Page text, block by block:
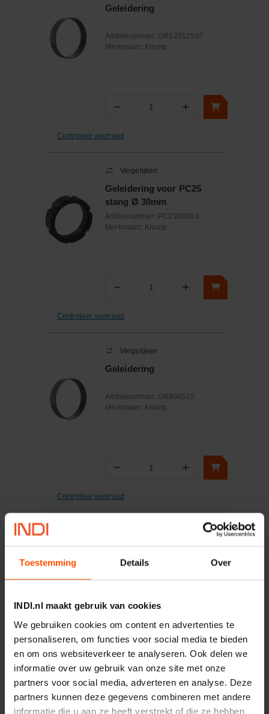
Toestemming Details Over
INDI.nl maakt gebruik van cookies
We gebruiken cookies om content en advertenties te
personaliseren, om functies voor social media te bieden
en om ons websiteverkeer te analyseren. Ook delen we
informatie over uw gebruik van onze site met onze
partners voor social media, adverteren en analyse. Deze
partners kunnen deze gegevens combineren met andere
informatie die u aan ze heeft verstrekt of die ze hebben
Geleidering
Artikelnummer: GR12012597
Merknaam: Kramp
− Aantal +
Controleer voorraad
Vergelijken
Geleidering voor PC25
stang Ø 30mm
Artikelnummer: PC2903003
Merknaam: Kramp
− Aantal +
Controleer voorraad
Vergelijken
Geleidering
Artikelnummer: GR808515
Merknaam: Kramp
− Aantal +
Controleer voorraad
Geleidering 60x66x12.8
− Aantal +
Vergelijken